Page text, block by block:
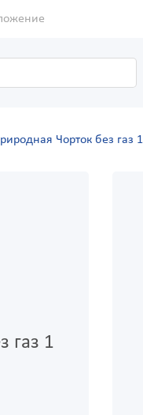
Чорток без газ 1
газ 1